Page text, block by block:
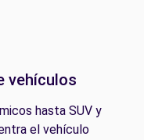
vehículos
hasta SUV y
el vehículo